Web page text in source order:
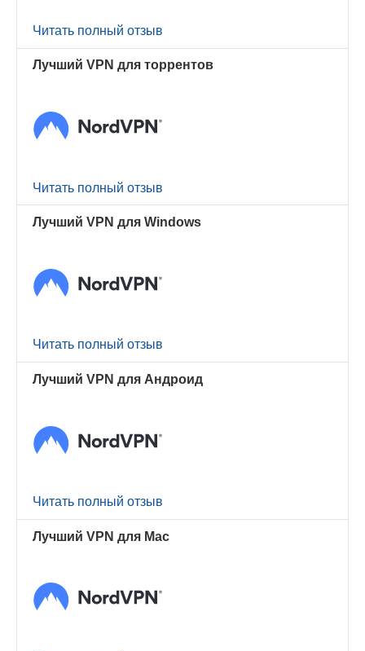
Читать полный отзыв
Лучший VPN для торрентов
Читать полный отзыв
Лучший VPN для Windows
Читать полный отзыв
Лучший VPN для Андроид
Читать полный отзыв
Лучший VPN для Mac